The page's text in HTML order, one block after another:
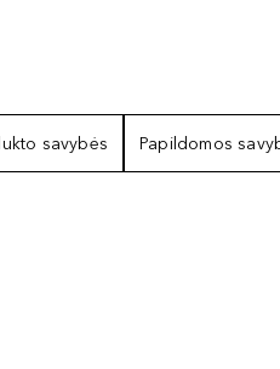
savybės Papildomos